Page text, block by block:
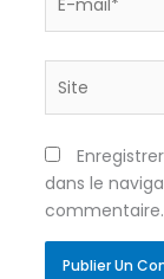
mail*
dans le
commentaire.